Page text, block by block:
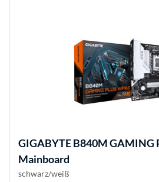
GIGABYTEB840M GAMING
Mainboard
schwarz/weiß